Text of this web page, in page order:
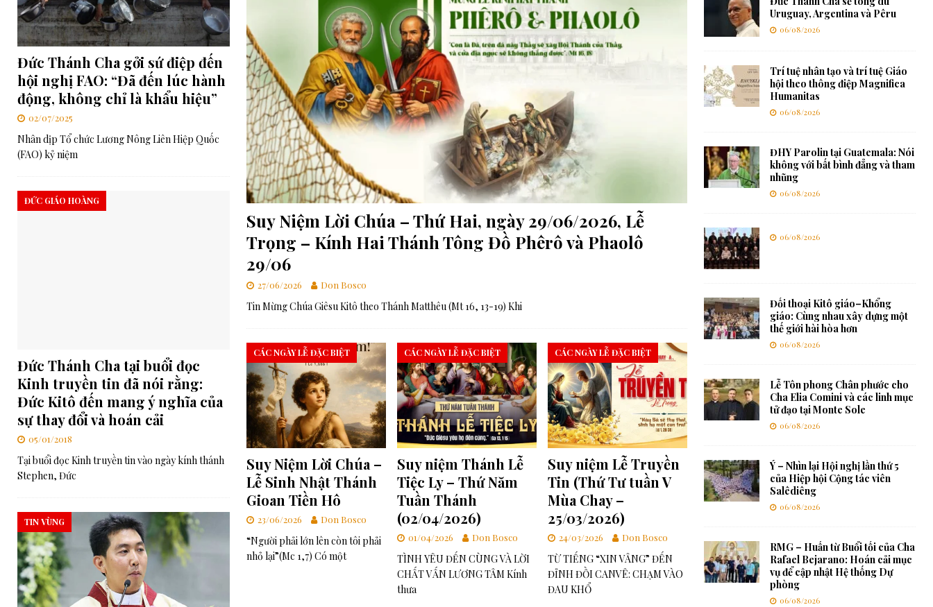
[ 06/08/2026 ] RMG – Huấn từ Buổi tối của Cha Rafael Bejarano: Hoán cải mục vụ để cập nhật Hệ thống Dự phòng MỤC VỤ GIỚI TRẺ
[ 03/08/2026 ] Ý cầu nguyện của Đức Thánh Cha trong tháng 8: Loan báo Tin Mừng tại các thành phố GIÁO HỘI
[ 06/08/2026 ] Đức Thánh Cha: Truyền thông phải phục vụ công ích của gia đình nhân loại ĐỨC GIÁO HOÀNG
Suy Niệm Lời Chúa – Thứ Hai, ngày 29/06/2026, Lễ
Trọng – Kính Hai Thánh Tông Đồ Phêrô và Phaolô
29/06
27/06/2026 Don Bosco
Tin Mừng Chúa Giêsu Kitô theo Thánh Matthêu (Mt 16, 13-19) Khi
CÁC NGÀY LỄ ĐẶC BIỆT
Suy Niệm Lời Chúa –
Lễ Sinh Nhật Thánh
Gioan Tiền Hô
23/06/2026 Don Bosco
“Người phải lớn lên còn tôi phải
nhỏ lại”(Mc 1,7) Có một
CÁC NGÀY LỄ ĐẶC BIỆT
Suy niệm Thánh Lễ
Tiệc Ly – Thứ Năm
Tuần Thánh
(02/04/2026)
01/04/2026 Don Bosco
TÌNH YÊU ĐẾN CÙNG VÀ LỜI
CHẤT VẤN LƯƠNG TÂM Kính
thưa
CÁC NGÀY LỄ ĐẶC BIỆT
Suy niệm Lễ Truyền
Tin (Thứ Tư tuần V
Mùa Chay –
25/03/2026)
24/03/2026 Don Bosco
TỪ TIẾNG “XIN VÂNG” ĐẾN
ĐỈNH ĐỒI CANVÊ: CHẠM VÀO
ĐAU KHỔ
Đức Thánh Cha gởi sứ điệp đến
hội nghị FAO: “Đã đến lúc hành
động, không chỉ là khẩu hiệu”
02/07/2025
Nhân dịp Tổ chức Lương Nông Liên Hiệp Quốc
(FAO) kỷ niệm
Đức Thánh Cha tại buổi đọc
Kinh truyền tin đã nói rằng:
Đức Kitô đến mang ý nghĩa của
sự thay đổi và hoán cải
ĐỨC GIÁO HOÀNG
05/01/2018
Tại buổi đọc Kinh truyền tin vào ngày kính thánh
Stephen, Đức
TIN VÙNG
Uruguay, Argentina và Pêru
06/08/2026
Trí tuệ nhân tạo và trí tuệ Giáo
hội theo thông điệp Magnifica
Humanitas
06/08/2026
ĐHY Parolin tại Guatemala: Nói
không với bất bình đẳng và tham
nhũng
06/08/2026
06/08/2026
Đối thoại Kitô giáo–Khổng
giáo: Cùng nhau xây dựng một
thế giới hài hòa hơn
06/08/2026
Lễ Tôn phong Chân phước cho
Cha Elia Comini và các linh mục
tử đạo tại Monte Sole
06/08/2026
Ý – Nhìn lại Hội nghị lần thứ 5
của Hiệp hội Cộng tác viên
Salêdiêng
06/08/2026
RMG – Huấn từ Buổi tối của Cha
Rafael Bejarano: Hoán cải mục
vụ để cập nhật Hệ thống Dự
phòng
06/08/2026